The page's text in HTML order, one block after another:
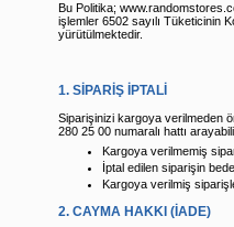
Bu Politika;
işlemler 6502 sayılı Tüketicinin
yürütülmektedir.
1. SİPARİŞ İPTALİ
Siparişinizi kargoya verilmeden
280 25 00 numaralı hattı
Kargoya verilmemiş
İptal edilen siparişin
Kargoya verilmiş
2. CAYMA HAKKI (İADE)